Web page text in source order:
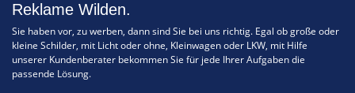
Reklame Wilden.
Sie haben vor, zu werben, dann sind Sie bei uns richtig. Egal ob große oder
kleine Schilder, mit Licht oder ohne, Kleinwagen oder LKW, mit Hilfe
unserer Kundenberater bekommen Sie für jede Ihrer Aufgaben die
passende Lösung.